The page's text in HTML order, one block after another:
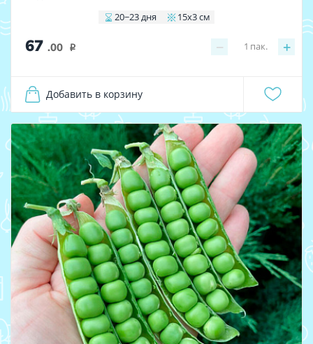
20−23 дня 15x3 см
67 .00 i − +
1 пак.
Добавить в корзину